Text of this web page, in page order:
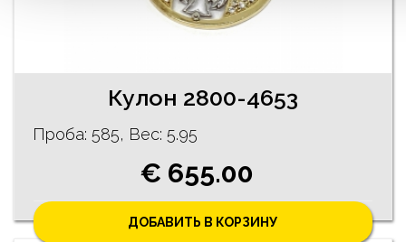
Кулон 2800-4653
Проба: 585, Bес: 5.95
€ 655.00
ДОБАВИТЬ В КОРЗИНУ